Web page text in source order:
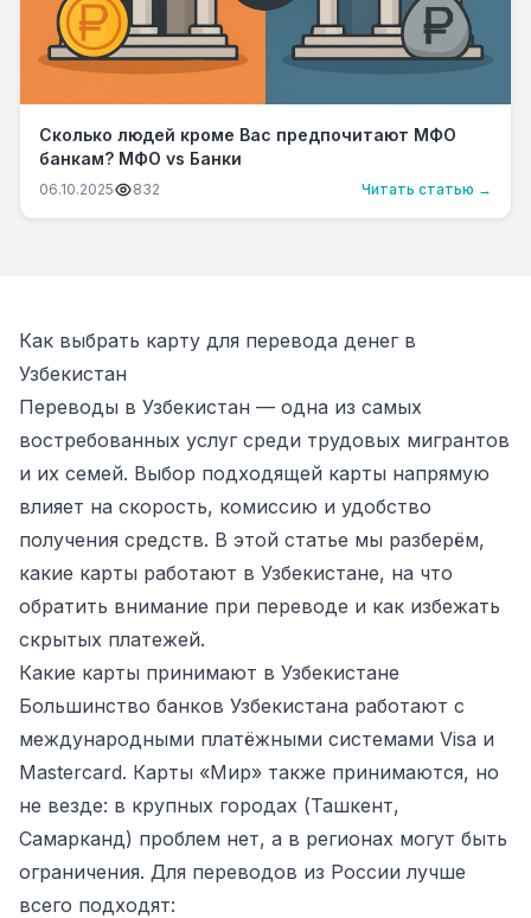
Сколько людей кроме Вас предпочитают МФО
банкам? МФО vs Банки
06.10.2025 832 Читать статью →
Как выбрать карту для перевода денег в
Узбекистан
Переводы в Узбекистан — одна из самых
востребованных услуг среди трудовых мигрантов
и их семей. Выбор подходящей карты напрямую
влияет на скорость, комиссию и удобство
получения средств. В этой статье мы разберём,
какие карты работают в Узбекистане, на что
обратить внимание при переводе и как избежать
скрытых платежей.
Какие карты принимают в Узбекистане
Большинство банков Узбекистана работают с
международными платёжными системами Visa и
Mastercard. Карты «Мир» также принимаются, но
не везде: в крупных городах (Ташкент,
Самарканд) проблем нет, а в регионах могут быть
ограничения. Для переводов из России лучше
всего подходят: